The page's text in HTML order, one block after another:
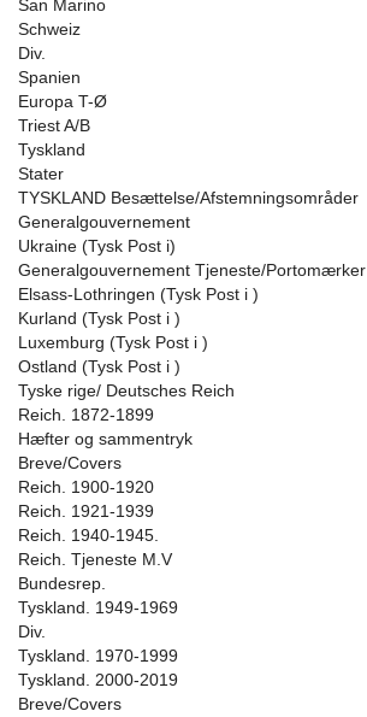
San Marino
Schweiz
Div.
Spanien
Europa T-Ø
Triest A/B
Tyskland
Stater
TYSKLAND Besættelse/Afstemningsområder
Generalgouvernement
Ukraine (Tysk Post i)
Generalgouvernement Tjeneste/Portomærker
Elsass-Lothringen (Tysk Post i )
Kurland (Tysk Post i )
Luxemburg (Tysk Post i )
Ostland (Tysk Post i )
Tyske rige/ Deutsches Reich
Reich. 1872-1899
Hæfter og sammentryk
Breve/Covers
Reich. 1900-1920
Reich. 1921-1939
Reich. 1940-1945.
Reich. Tjeneste M.V
Bundesrep.
Tyskland. 1949-1969
Div.
Tyskland. 1970-1999
Tyskland. 2000-2019
Breve/Covers